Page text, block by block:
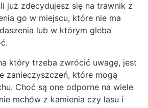
już zdecydujesz się na trawnik z
go w miejscu, które nie ma
lub w którym gleba
który trzeba zwrócić uwagę, jest
zanieczyszczeń, które mogą
Choć są one odporne na wiele
mchów z kamienia czy lasu i